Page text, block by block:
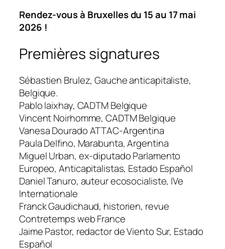
Rendez-vous à Bruxelles du 15 au 17 mai
2026 !
Premières signatures
Sébastien Brulez, Gauche anticapitaliste,
Belgique.
Pablo laixhay, CADTM Belgique
Vincent Noirhomme, CADTM Belgique
Vanesa Dourado ATTAC-Argentina
Paula Delfino, Marabunta, Argentina
Miguel Urban, ex-diputado Parlamento
Europeo, Anticapitalistas, Estado Español
Daniel Tanuro, auteur ecosocialiste, IVe
Internationale
Franck Gaudichaud, historien, revue
Contretemps web France
Jaime Pastor, redactor de Viento Sur, Estado
Español